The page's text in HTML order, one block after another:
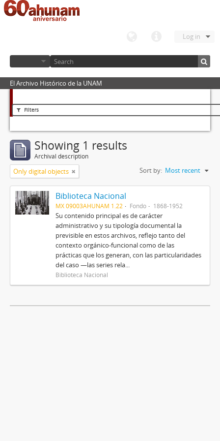
Log in
El Archivo Histórico de la UNAM
Filters
Showing 1 results
Archival description
Only digital objects Sort by: Most recent
Biblioteca Nacional
MX 09003AHUNAM 1.22 Fondo 1868-1952
Su contenido principal es de carácter
administrativo y su tipología documental la
previsible en estos archivos, reflejo tanto del
contexto orgánico-funcional como de las
prácticas que los generan, con las particularidades
del caso —las series rela...
Biblioteca Nacional